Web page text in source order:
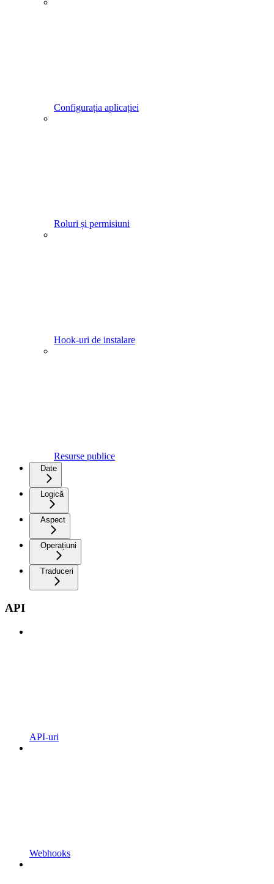
Configurația aplicației
Roluri și permisiuni
Hook-uri de instalare
Resurse publice
Date
Logică
Aspect
Operațiuni
Traduceri
API
API-uri
Webhooks